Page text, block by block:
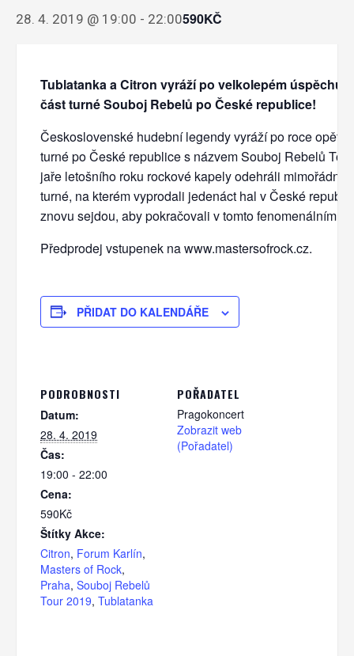
28. 4. 2019 @ 19:00 - 22:00590KČ
Tublatanka a Citron vyráží po velkolepém úspěchu
část turné Souboj Rebelů po České republice!
Československé hudební legendy vyráží po roce opět
turné po České republice s názvem Souboj Rebelů
jaře letošního roku rockové kapely odehráli mimořádně
turné, na kterém vyprodali jedenáct hal v České
znovu sejdou, aby pokračovali v tomto fenomenálním
Předprodej vstupenek na www.mastersofrock.cz.
PŘIDAT DO KALENDÁŘE
PODROBNOSTI
Datum:
28. 4. 2019
Čas:
19:00 - 22:00
Cena:
590Kč
Štítky Akce:
Citron, Forum Karlín,
Masters of Rock,
Praha, Souboj Rebelů
Tour 2019, Tublatanka
POŘADATEL
Pragokoncert
Zobrazit web
(Pořadatel)